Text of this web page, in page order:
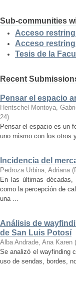
Sub-communities
Acceso
Acceso
Tesis de la
Recent
Pensar el espacio
Hentschel Montoya,
24)
Pensar el espacio es un
uno mismo con los otros
Incidencia del
Pedroza Urbina, Adriana (
En las últimas
como la percepción de
una ...
Análisis de
de San Luis Potosí
Alba Andrade, Ana Karen (
Se analizó el wayfinding
uso de sendas, bordes,